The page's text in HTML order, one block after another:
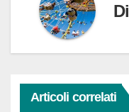
Di
Articoli correlati